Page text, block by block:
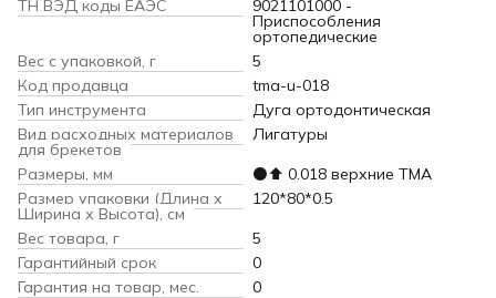
ТН ВЭД коды ЕАЭС
9021101000 -
Приспособления
ортопедические
Вес с упаковкой, г
5
Код продавца
tma-u-018
Тип инструмента
Дуга ортодонтическая
Вид расходных материалов
для брекетов
Лигатуры
Размеры, мм
⚫️⬆️ 0.018 верхние TMA
Размер упаковки (Длина х
Ширина х Высота), см
120*80*0.5
Вес товара, г
5
Гарантийный срок
0
Гарантия на товар, мес.
0